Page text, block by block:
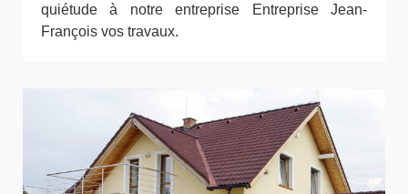
quiétude à notre entreprise Entreprise Jean-
François vos travaux.